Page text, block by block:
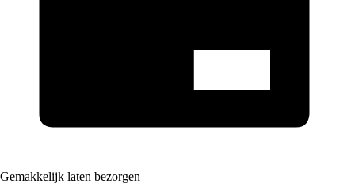
Gemakkelijk laten bezorgen